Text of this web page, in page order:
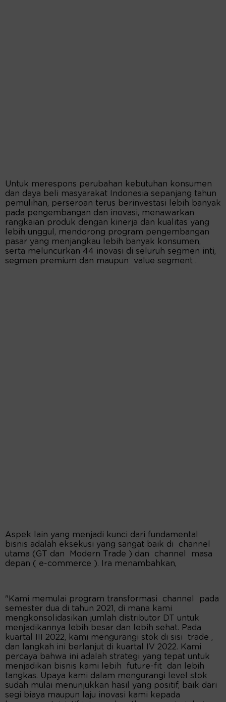
Untuk merespons perubahan kebutuhan konsumen
dan daya beli masyarakat Indonesia sepanjang tahun
pemulihan, perseroan terus berinvestasi lebih banyak
pada pengembangan dan inovasi, menawarkan
rangkaian produk dengan kinerja dan kualitas yang
lebih unggul, mendorong program pengembangan
pasar yang menjangkau lebih banyak konsumen,
serta meluncurkan 44 inovasi di seluruh segmen inti,
segmen premium dan maupun value segment .
Aspek lain yang menjadi kunci dari fundamental
bisnis adalah eksekusi yang sangat baik di channel
utama (GT dan Modern Trade ) dan channel masa
depan ( e-commerce ). Ira menambahkan,
"Kami memulai program transformasi channel pada
semester dua di tahun 2021, di mana kami
mengkonsolidasikan jumlah distributor DT untuk
menjadikannya lebih besar dan lebih sehat. Pada
kuartal III 2022, kami mengurangi stok di sisi trade ,
dan langkah ini berlanjut di kuartal IV 2022. Kami
percaya bahwa ini adalah strategi yang tepat untuk
menjadikan bisnis kami lebih future-fit dan lebih
tangkas. Upaya kami dalam mengurangi level stok
sudah mulai menunjukkan hasil yang positif, baik dari
segi biaya maupun laju inovasi kami kepada